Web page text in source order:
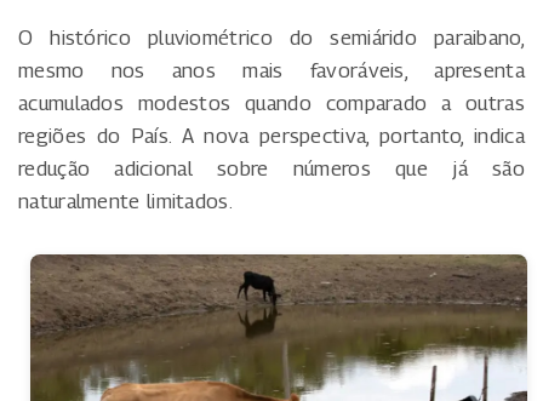
O histórico pluviométrico do semiárido paraibano,
mesmo nos anos mais favoráveis, apresenta
acumulados modestos quando comparado a outras
regiões do País. A nova perspectiva, portanto, indica
redução adicional sobre números que já são
naturalmente limitados.